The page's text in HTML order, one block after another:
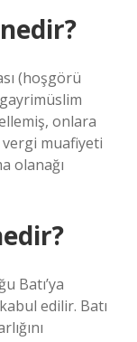
(hoşgörü
onlara
muafiyeti
olanağı
Batı’ya
edilir. Batı